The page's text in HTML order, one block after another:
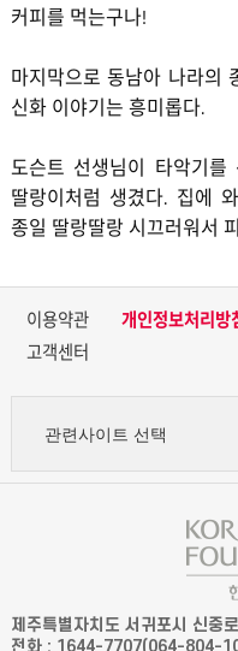
커피를 먹는구나!
마지막으로 동남아 나라의
신화 이야기는 흥미롭다.
도슨트 선생님이 타악기
딸랑이처럼 생겼다. 집에
종일 딸랑딸랑 시끄러워서
이용약관 개인정보처리방
고객센터
관련사이트 선택
제주특별자치도 서귀포시 신중
전화 : 1644-7707(064-804-